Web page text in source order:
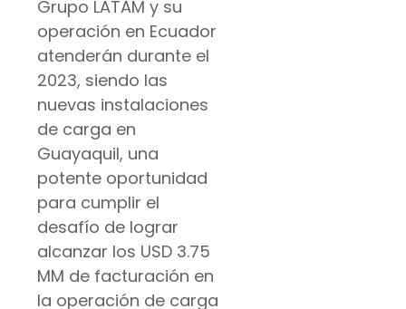
Grupo LATAM y su
operación en Ecuador
atenderán durante el
2023, siendo las
nuevas instalaciones
de carga en
Guayaquil, una
potente oportunidad
para cumplir el
desafío de lograr
alcanzar los USD 3.75
MM de facturación en
la operación de carga